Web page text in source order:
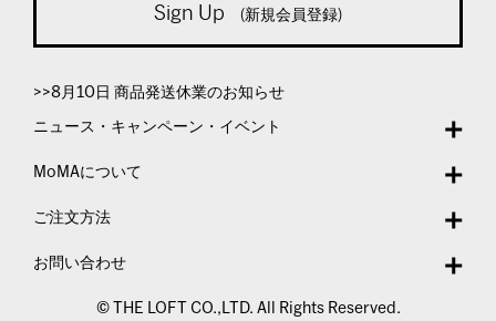
Sign Up (新規会員登録)
>>8月10日 商品発送休業のお知らせ
ニュース・キャンペーン・イベント
MoMAについて
ご注文方法
お問い合わせ
© THE LOFT CO.,LTD. All Rights Reserved.